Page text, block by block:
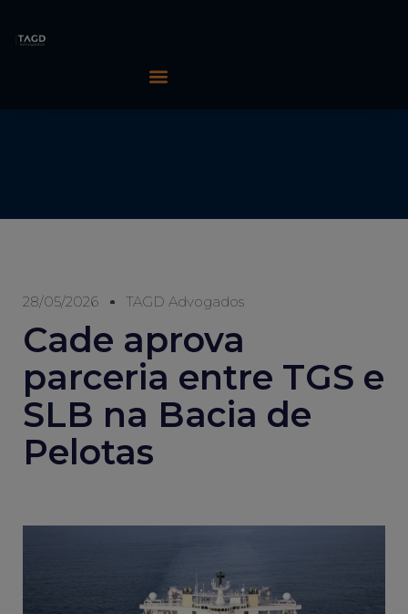
28/05/2026 TAGD Advogados
Cade aprova
parceria entre TGS e
SLB na Bacia de
Pelotas